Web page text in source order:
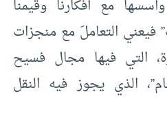
مع أفكارنا وقيمنا
فيعني التعاملَ مع منجزات
التي فيها مجال فسيح
الذي يجوز فيه النقل